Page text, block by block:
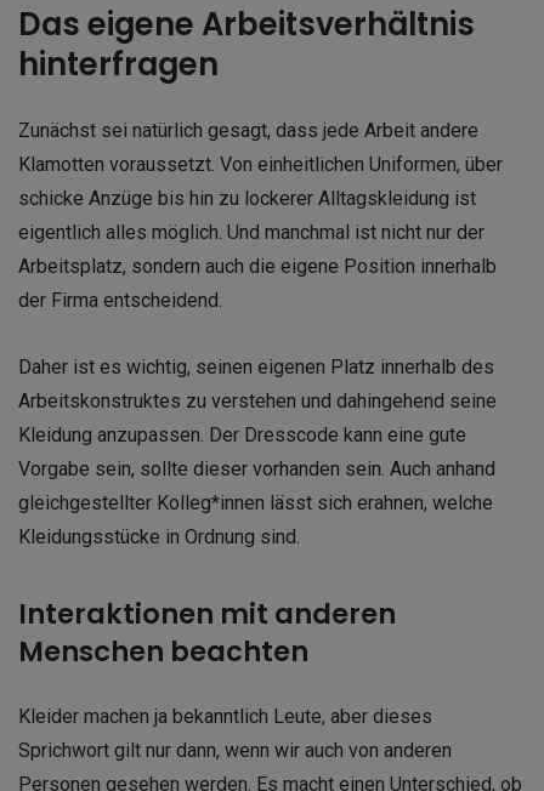
Das eigene Arbeitsverhältnis
hinterfragen
Zunächst sei natürlich gesagt, dass jede Arbeit andere
Klamotten voraussetzt. Von einheitlichen Uniformen, über
schicke Anzüge bis hin zu lockerer Alltagskleidung ist
eigentlich alles möglich. Und manchmal ist nicht nur der
Arbeitsplatz, sondern auch die eigene Position innerhalb
der Firma entscheidend.
Daher ist es wichtig, seinen eigenen Platz innerhalb des
Arbeitskonstruktes zu verstehen und dahingehend seine
Kleidung anzupassen. Der Dresscode kann eine gute
Vorgabe sein, sollte dieser vorhanden sein. Auch anhand
gleichgestellter Kolleg*innen lässt sich erahnen, welche
Kleidungsstücke in Ordnung sind.
Interaktionen mit anderen
Menschen beachten
Kleider machen ja bekanntlich Leute, aber dieses
Sprichwort gilt nur dann, wenn wir auch von anderen
Personen gesehen werden. Es macht einen Unterschied, ob